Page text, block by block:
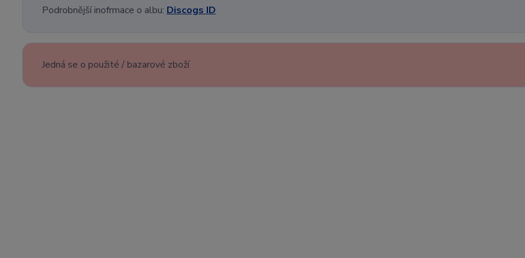
Podrobnější inofrmace o albu: Discogs ID
Jedná se o použité / bazarové zboží